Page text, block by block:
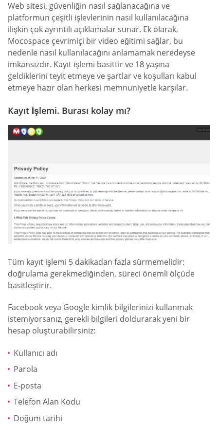
Web sitesi, güvenliğin nasıl sağlanacağına ve
platformun çeşitli işlevlerinin nasıl kullanılacağına
ilişkin çok ayrıntılı açıklamalar sunar. Ek olarak,
Mocospace çevrimiçi bir video eğitimi sağlar, bu
nedenle nasıl kullanılacağını anlamamak neredeyse
imkansızdır. Kayıt işlemi basittir ve 18 yaşına
geldiklerini teyit etmeye ve şartlar ve koşulları kabul
etmeye hazır olan herkesi memnuniyetle karşılar.
Kayıt İşlemi. Burası kolay mı?
Tüm kayıt işlemi 5 dakikadan fazla sürmemelidir:
doğrulama gerekmediğinden, süreci önemli ölçüde
basitleştirir.
Facebook veya Google kimlik bilgilerinizi kullanmak
istemiyorsanız, gerekli bilgileri doldurarak yeni bir
hesap oluşturabilirsiniz:
Kullanıcı adı
Parola
E-posta
Telefon Alan Kodu
Doğum tarihi